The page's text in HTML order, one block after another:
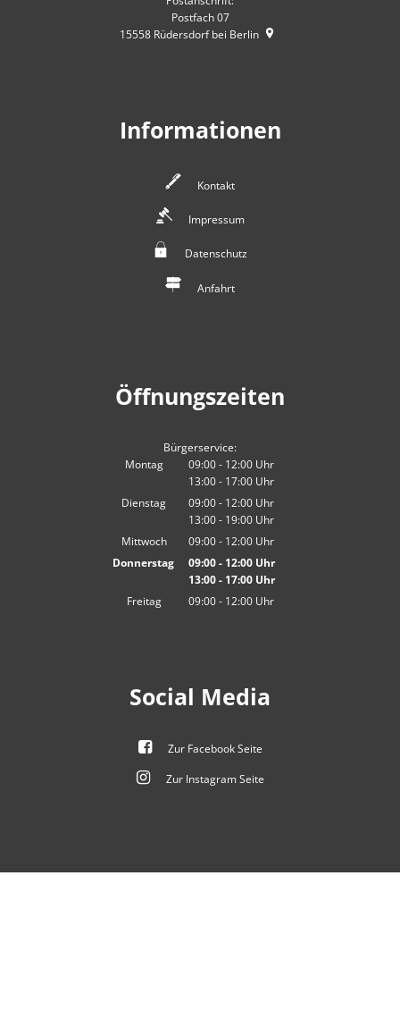
Postfach 07
15558 Rüdersdorf bei Berlin
Informationen
Kontakt
Impressum
Datenschutz
Anfahrt
Öffnungszeiten
Bürgerservice:
Montag
09:00- 12:00 Uhr
Von 09:00 bis 12:00 Uhr
13:00- 17:00 Uhr
Von 13:00 bis 17:00 Uhr
Dienstag 09:00- 12:00 Uhr
Von 09:00 bis 12:00 Uhr
13:00- 19:00 Uhr
Von 13:00 bis 19:00 Uhr
Mittwoch 09:00- 12:00 Uhr
Von 09:00 bis 12:00 Uhr
Donnerstag 09:00- 12:00Uhr
Von 09:00 bis 12:00 Uhr
13:00- 17:00Uhr
Von 13:00 bis 17:00 Uhr
Freitag 09:00- 12:00 Uhr
Social Media
Zur Facebook Seite
Zur Instagram Seite